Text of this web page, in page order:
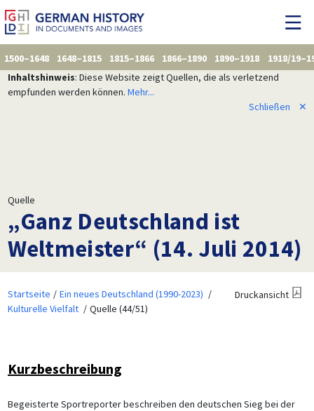
1500–1648 1648–1815 1815–1866 1866–1890 1890–1918
1918/
Inhaltshinweis: Diese Website zeigt Quellen, die als verletzend
empfunden werden können. Mehr...
Schließen
✕
Quelle
„Ganz Deutschland ist
Weltmeister“ (14. Juli 2014)
Startseite
Ein neues Deutschland (1990-2023)
Kulturelle Vielfalt
Quelle (44/51)
Druckansicht
Kurzbeschreibung
Begeisterte Sportreporter beschreiben den deutschen Sieg bei der